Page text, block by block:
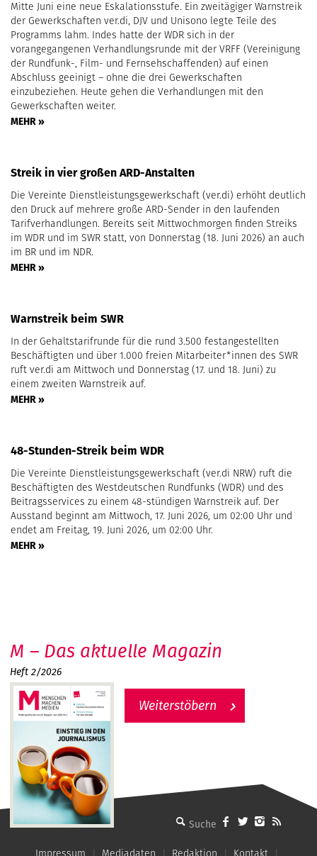
Mitte Juni eine neue Eskalationsstufe. Ein zweitägiger Warnstreik
der Gewerkschaften ver.di, DJV und Unisono legte Teile des
Programms lahm. Indes hatte der WDR sich in der
vorangegangenen Verhandlungsrunde mit der VRFF (Vereinigung
der Rundfunk-, Film- und Fernsehschaffenden) auf einen
Abschluss geeinigt – ohne die drei Gewerkschaften
einzubeziehen. Heute gehen die Verhandlungen mit den
Gewerkschaften weiter.
MEHR »
Streik in vier großen ARD-Anstalten
Die Vereinte Dienstleistungsgewerkschaft (ver.di) erhöht deutlich
den Druck auf mehrere große ARD-Sender in den laufenden
Tarifverhandlungen. Bereits seit Mittwochmorgen finden Streiks
im WDR und im SWR statt, von Donnerstag (18. Juni 2026) an auch
im BR und im NDR.
MEHR »
Warnstreik beim SWR
In der Gehaltstarifrunde für die rund 3.500 festangestellten
Beschäftigten und über 1.000 freien Mitarbeiter*innen des SWR
ruft ver.di am Mittwoch und Donnerstag (17. und 18. Juni) zu
einem zweiten Warnstreik auf.
MEHR »
48-Stunden-Streik beim WDR
Die Vereinte Dienstleistungsgewerkschaft (ver.di NRW) ruft die
Beschäftigten des Westdeutschen Rundfunks (WDR) und des
Beitragsservices zu einem 48-stündigen Warnstreik auf. Der
Ausstand beginnt am Mittwoch, 17. Juni 2026, um 02:00 Uhr und
endet am Freitag, 19. Juni 2026, um 02:00 Uhr.
MEHR »
MMM - Menschen machen Medien
M – Das aktuelle Magazin
Heft 2/2026
Weiterstöbern